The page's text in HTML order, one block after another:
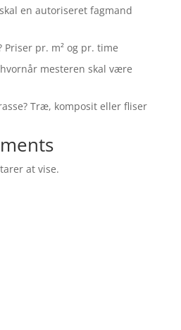
en autoriseret fagmand
Priser pr. m² og pr. time
mesteren skal være
Træ, komposit eller fliser
at vise.